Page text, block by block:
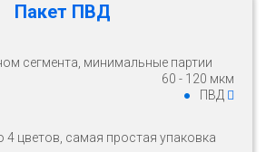
Пакет ПВД
сегмента, минимальные партии
60 - 120 мкм
ПВД
цветов, самая простая упаковка